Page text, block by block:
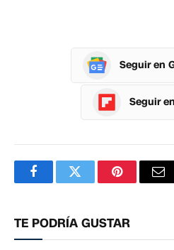
Seguir en
Seguir
FacebookTwitterPinterest
TE PODRÍA GUSTAR